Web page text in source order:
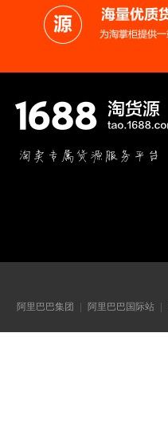
阿里巴巴集团
阿里巴巴国际站